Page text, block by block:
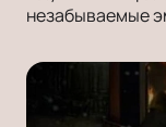
незабываемые